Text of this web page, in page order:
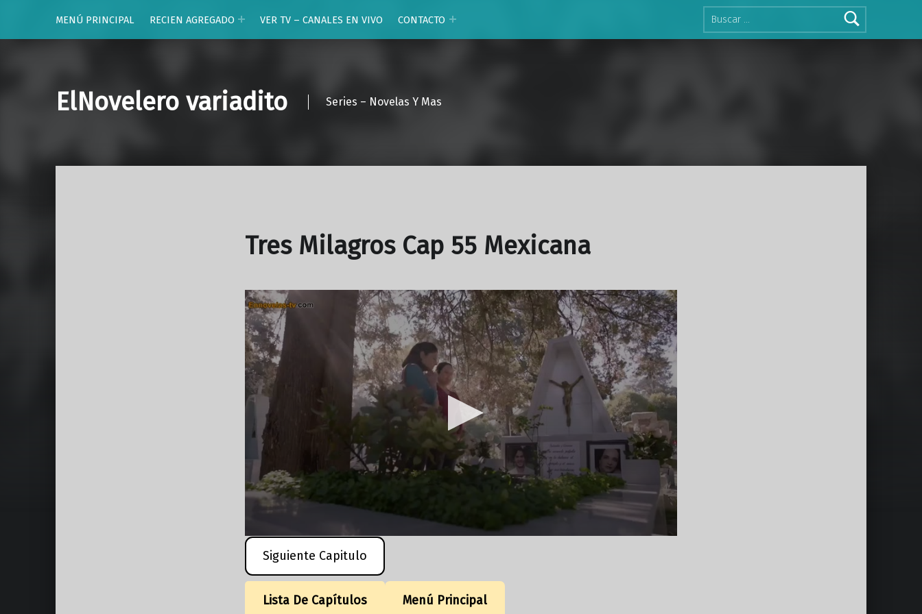
Buscar:
MENÚ PRINCIPAL
RECIEN AGREGADO VER TV – CANALES EN VIVO CONTACTO
ElNovelero variadito Series – Novelas Y Mas
Tres Milagros Cap 55 Mexicana
Siguiente Capitulo
Lista De Capítulos Menú Principal